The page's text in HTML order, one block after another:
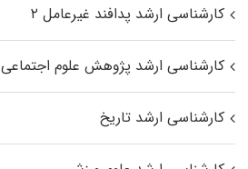
کارشناسی ارشد پدافند غیرعامل ۲
کارشناسی ارشد پژوهش علوم اجتماعی
کارشناسی ارشد تاریخ